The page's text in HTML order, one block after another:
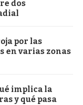
dos
por las
en varias zonas
implica la
y qué pasa